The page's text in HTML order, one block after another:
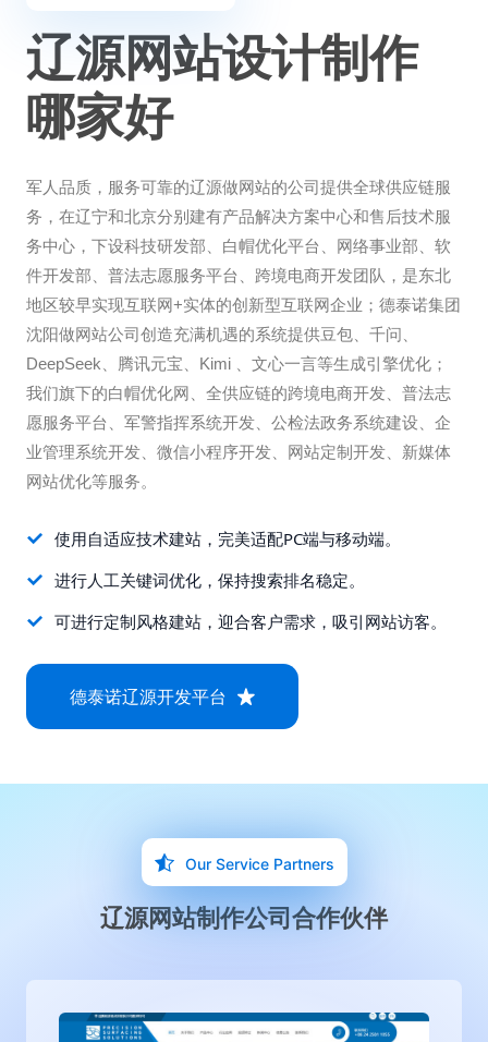
辽源网站设计制作
哪家好
军人品质，服务可靠的辽源做网站的公司提供全球供应链服
务，在辽宁和北京分别建有产品解决方案中心和售后技术服
务中心，下设科技研发部、白帽优化平台、网络事业部、软
件开发部、普法志愿服务平台、跨境电商开发团队，是东北
地区较早实现互联网+实体的创新型互联网企业；德泰诺集团
沈阳做网站公司创造充满机遇的系统提供豆包、千问、
DeepSeek、腾讯元宝、Kimi 、文心一言等生成引擎优化；
我们旗下的白帽优化网、全供应链的跨境电商开发、普法志
愿服务平台、军警指挥系统开发、公检法政务系统建设、企
业管理系统开发、微信小程序开发、网站定制开发、新媒体
网站优化等服务。
使用自适应技术建站，完美适配PC端与移动端。
进行人工关键词优化，保持搜索排名稳定。
可进行定制风格建站，迎合客户需求，吸引网站访客。
德泰诺辽源开发平台
Our Service Partners
辽源网站制作公司合作伙伴